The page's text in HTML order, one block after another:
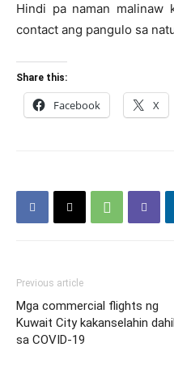
Hindi pa naman malinaw
contact ang pangulo sa
Share this:
Facebook X
Previous article
Mga commercial flights ng
Kuwait City kakanselahin dahil
sa COVID-19